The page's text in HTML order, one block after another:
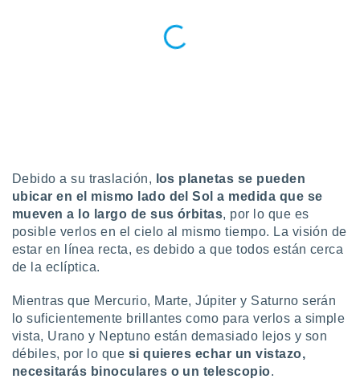
medir el
de la
el
de
o a través
de
de
uso de
con el
Debido a su traslación, los planetas se pueden
ubicar en el mismo lado del Sol a medida que se
mueven a lo largo de sus órbitas, por lo que es
posible verlos en el cielo al mismo tiempo. La visión de
estar en línea recta, es debido a que todos están cerca
de la eclíptica.
Mientras que Mercurio, Marte, Júpiter y Saturno serán
lo suficientemente brillantes como para verlos a simple
vista, Urano y Neptuno están demasiado lejos y son
débiles, por lo que si quieres echar un vistazo,
necesitarás binoculares o un telescopio.